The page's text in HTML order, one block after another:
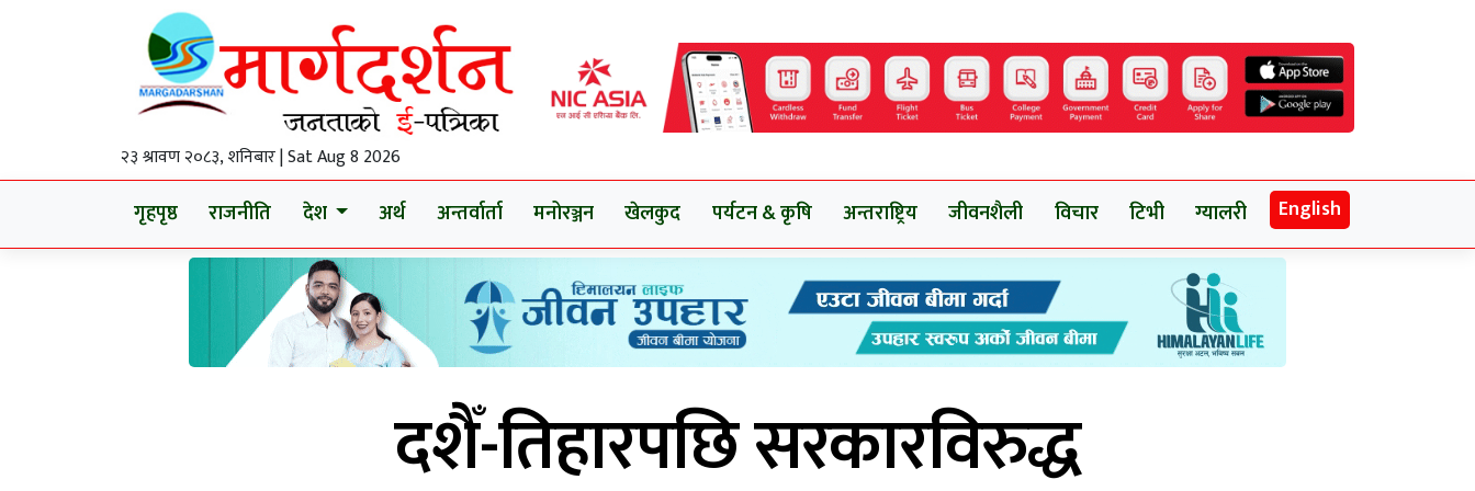
२३ श्रावण २०८३, शनिबार | Sat Aug 8 2026
गृहपृष्ठ राजनीति देश अर्थ अन्तर्वार्ता मनोरञ्जन खेलकुद पर्यटन & कृषि अन्तराष्ट्रिय जीवनशैली विचार टिभी ग्यालरी English
दशैँ-तिहारपछि सरकारविरुद्ध